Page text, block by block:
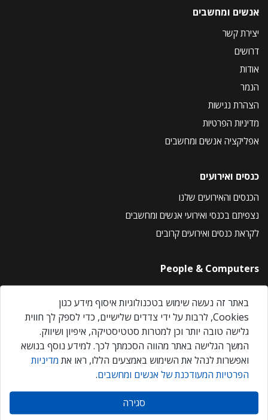
אנשים ומחשבים
יצירת קשר
דרושים
אודות
הנמר
הצהרת נגישות
מדיניות הפרטיות
אפליקציה אנשים ומחשבים
כנסים ואירועים
הכנסים והאירועים שלנו
נצפיתם בכנסי ואירועי אנשים ומחשבים
לקראת כנסים ואירועים קרובים
People & Computers
About Us
Privacy Policy
Contact Us
Our Events
אנשים ומחשבים © 2026 – כל הזכויות שמורות
באתר זה נעשה שימוש בטכנולוגיות איסוף מידע כגון
Cookies, לרבות על ידי צדדים שלישיים, כדי לספק לך חווית
גלישה טובה יותר וכן למטרות סטטיסטיקה, איפיון ושיווק.
המשך הגלישה באתר מהווה הסכמתך לכך. למידע נוסף בנושא
ואפשרות לנהל את השימוש באמצעים הללו, ראו את מדיניות
הפרטיות המעודכנת של אנשים ומחשבים.
סגירה